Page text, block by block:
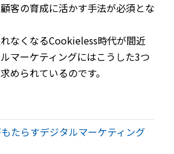
客の育成に活かす手法が必須とな
なくなるCookieless時代が間近
マーケティングにはこうした3つ
められているのです。
たらすデジタルマーケティング